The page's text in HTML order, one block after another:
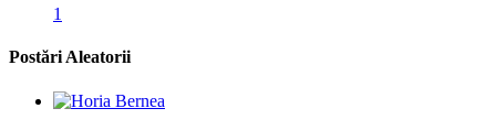
1
Postări Aleatorii